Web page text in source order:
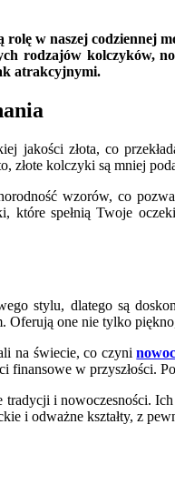
w naszej codziennej
rodzajów kolczyków,
atrakcyjnymi.
jakości złota, co
złote kolczyki są mniej
wzorów, co
które spełnią Twoje
stylu, dlatego są
Oferują one nie tylko
na świecie, co czyni
finansowe w przyszłości.
tradycji i nowoczesności.
i odważne kształty, z